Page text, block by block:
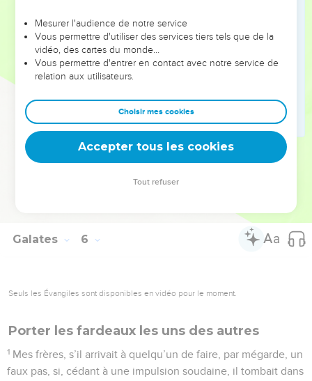
croix leur vieille nature avec ses passions et ses désirs. Celui
qui a pris Jésus-Christ pour maître est mort avec lui à ses
projets et à ses plans personnels.
Puisque l’Esprit est la source de notre vie, laissons-nous
aussi conduire par lui, suivons ses indications et agissons
spirituelle.
Ne cherchons donc pas de vains succès en nous
provoquant les uns les autres, en nous enviant et en nous
jalousant mutuellement.
Galates 6
Seuls les Évangiles sont disponibles en vidéo pour le moment.
Porter les fardeaux les uns des autres
1 Mes frères, s’il arrivait à quelqu’un de faire, par mégarde, un
faux pas, si, cédant à une impulsion soudaine, il tombait dans
Mesurer l'audience de notre service
Vous permettre d'utiliser des services tiers tels que de la
vidéo, des cartes du monde…
Vous permettre d'entrer en contact avec notre service de
relation aux utilisateurs.
Choisir mes cookies
Accepter tous les cookies
Tout refuser